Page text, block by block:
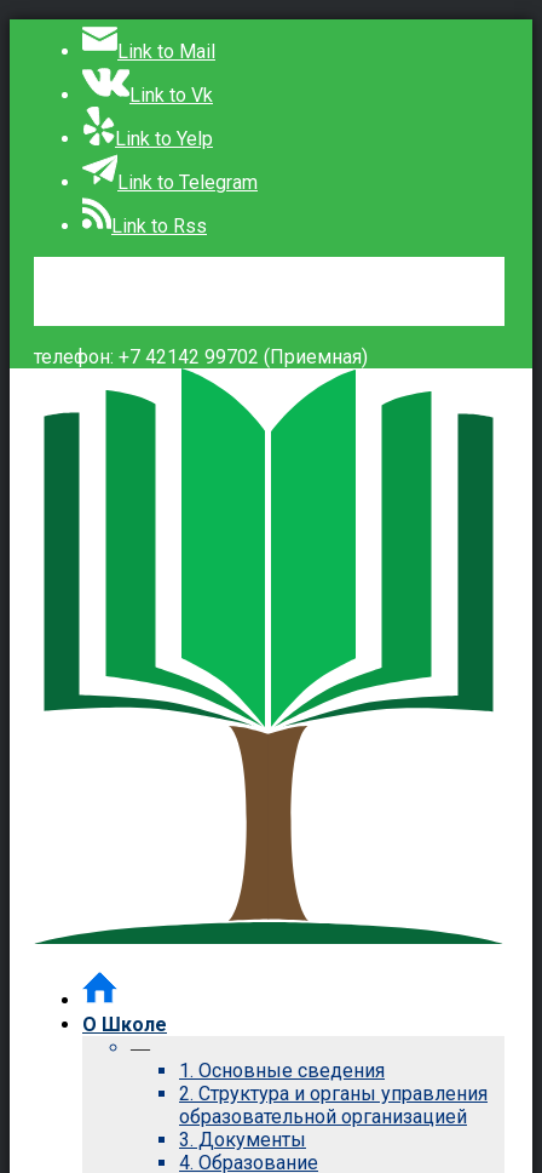
Link to Mail
Link to Vk
Link to Yelp
Link to Telegram
Link to Rss
телефон: +7 42142 99702 (Приемная)
О Школе
—
1. Основные сведения
2. Структура и органы управления
образовательной организацией
3. Документы
4. Образование